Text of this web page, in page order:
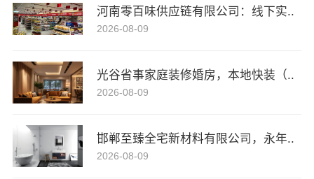
河南零百味供应链有限公司：线下实..
2026-08-09
光谷省事家庭装修婚房，本地快装（..
2026-08-09
邯郸至臻全宅新材料有限公司，永年..
2026-08-09